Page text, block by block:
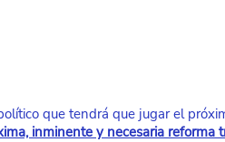
que tendrá que jugar el
inminente y necesaria reforma